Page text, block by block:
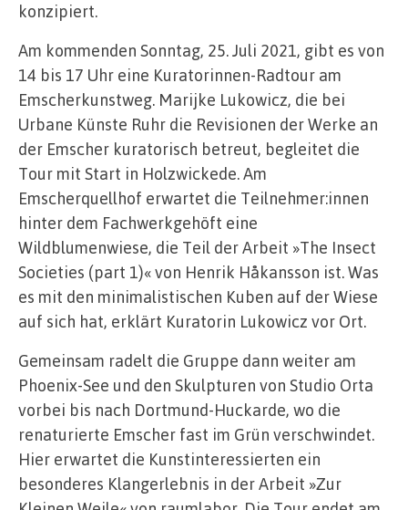
konzipiert.
Am kommenden Sonntag, 25. Juli 2021, gibt es von
14 bis 17 Uhr eine Kuratorinnen-Radtour am
Emscherkunstweg. Marijke Lukowicz, die bei
Urbane Künste Ruhr die Revisionen der Werke an
der Emscher kuratorisch betreut, begleitet die
Tour mit Start in Holzwickede. Am
Emscherquellhof erwartet die Teilnehmer:innen
hinter dem Fachwerkgehöft eine
Wildblumenwiese, die Teil der Arbeit »The Insect
Societies (part 1)« von Henrik Håkansson ist. Was
es mit den minimalistischen Kuben auf der Wiese
auf sich hat, erklärt Kuratorin Lukowicz vor Ort.
Gemeinsam radelt die Gruppe dann weiter am
Phoenix-See und den Skulpturen von Studio Orta
vorbei bis nach Dortmund-Huckarde, wo die
renaturierte Emscher fast im Grün verschwindet.
Hier erwartet die Kunstinteressierten ein
besonderes Klangerlebnis in der Arbeit »Zur